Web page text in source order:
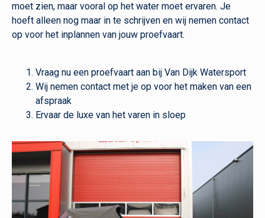
moet zien, maar vooral op het water moet ervaren. Je
hoeft alleen nog maar in te schrijven en wij nemen contact
op voor het inplannen van jouw proefvaart.
Vraag nu een proefvaart aan bij Van Dijk Watersport
Wij nemen contact met je op voor het maken van een
afspraak
Ervaar de luxe van het varen in sloep